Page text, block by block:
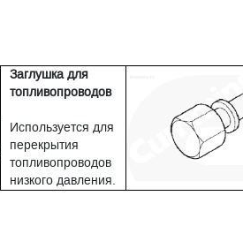
Заглушка для
топливопроводов
Используется для
перекрытия
топливопроводов
низкого давления.